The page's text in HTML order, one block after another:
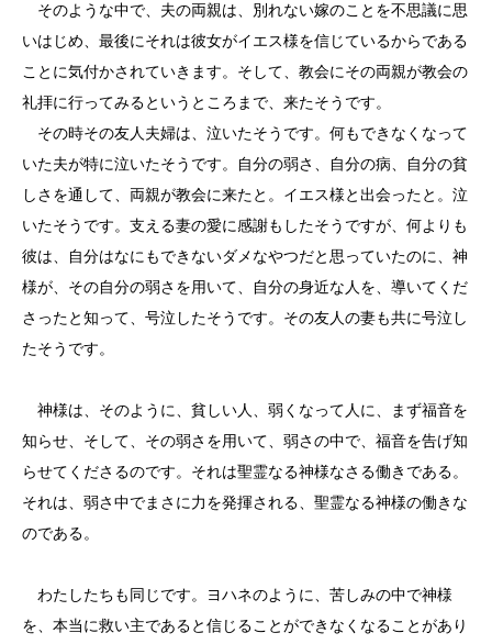
そのような中で、夫の両親は、別れない嫁のことを不思議に思
いはじめ、最後にそれは彼女がイエス様を信じているからである
ことに気付かされていきます。そして、教会にその両親が教会の
礼拝に行ってみるというところまで、来たそうです。
その時その友人夫婦は、泣いたそうです。何もできなくなって
いた夫が特に泣いたそうです。自分の弱さ、自分の病、自分の貧
しさを通して、両親が教会に来たと。イエス様と出会ったと。泣
いたそうです。支える妻の愛に感謝もしたそうですが、何よりも
彼は、自分はなにもできないダメなやつだと思っていたのに、神
様が、その自分の弱さを用いて、自分の身近な人を、導いてくだ
さったと知って、号泣したそうです。その友人の妻も共に号泣し
たそうです。
神様は、そのように、貧しい人、弱くなって人に、まず福音を
知らせ、そして、その弱さを用いて、弱さの中で、福音を告げ知
らせてくださるのです。それは聖霊なる神様なさる働きである。
それは、弱さ中でまさに力を発揮される、聖霊なる神様の働きな
のである。
わたしたちも同じです。ヨハネのように、苦しみの中で神様
を、本当に救い主であると信じることができなくなることがあり